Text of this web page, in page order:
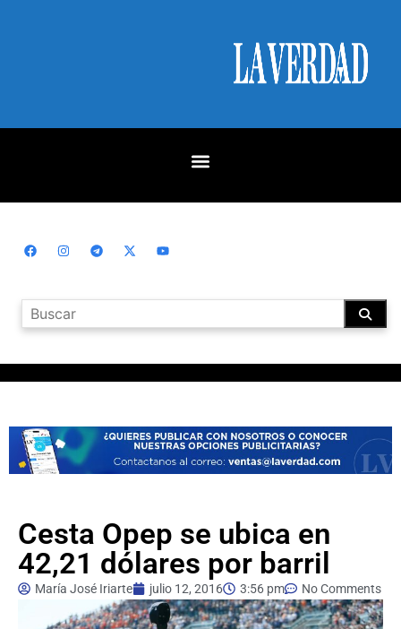
Cesta Opep se ubica en
42,21 dólares por barril
María José Iriarte julio 12, 2016 3:56 pm No Comments